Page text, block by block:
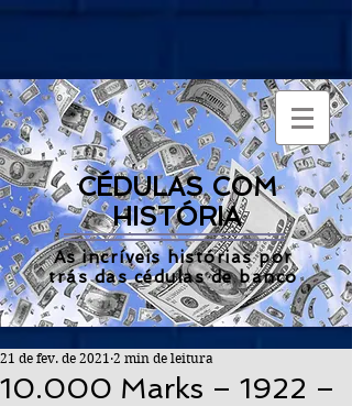
CÉDULAS COM
HISTÓRIA
As incríveis histórias por
trás das cédulas de banco
10.000 Marks – 1922 –
21 de fev. de 2021 2 min de leitura